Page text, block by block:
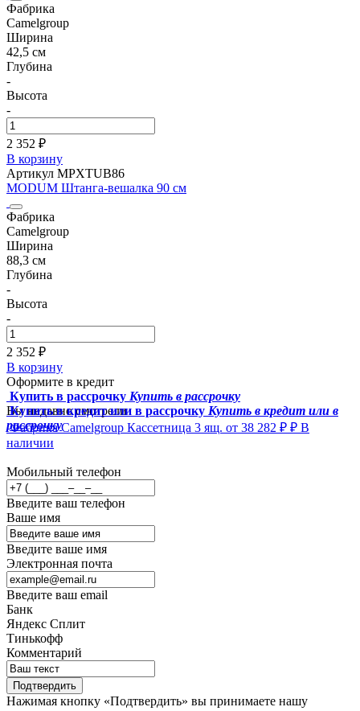
Фабрика
Camelgroup
Ширина
42,5 см
Глубина
-
Высота
-
2 352 ₽
В корзину
Артикул MPXTUB86
MODUM Штанга-вешалка 90 см
Фабрика
Camelgroup
Ширина
88,3 см
Глубина
-
Высота
-
2 352 ₽
В корзину
Оформите в кредит
Купить в рассрочку Купить в рассрочку
Купить в кредит или в рассрочку Купить в кредит или в
рассрочку
Вы недавно смотрели
Фабрика Camelgroup Кассетница 3 ящ. от 38 282 ₽ ₽ В
наличии
Мобильный телефон
Введите ваш телефон
Ваше имя
Введите ваше имя
Электронная почта
Введите ваш email
Банк
Яндекс Сплит
Тинькофф
Комментарий
Подтвердить
Нажимая кнопку «Подтвердить» вы принимаете нашу